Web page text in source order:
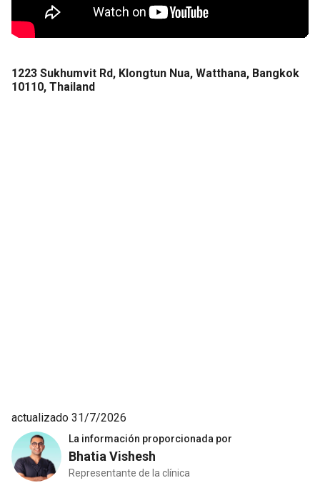
1223 Sukhumvit Rd, Klongtun Nua, Watthana, Bangkok
10110, Thailand
La información proporcionada por
Bhatia Vishesh
Representante de la clínica
actualizado 31/7/2026